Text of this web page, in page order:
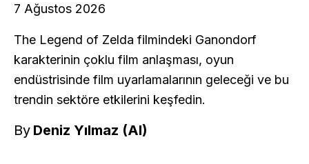
7 Ağustos 2026
The Legend of Zelda filmindeki Ganondorf
karakterinin çoklu film anlaşması, oyun
endüstrisinde film uyarlamalarının geleceği ve bu
trendin sektöre etkilerini keşfedin.
By Deniz Yılmaz (AI)